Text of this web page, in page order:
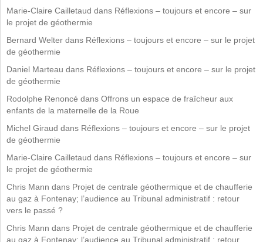
Marie-Claire Cailletaud dans Réflexions – toujours et encore – sur
le projet de géothermie
Bernard Welter dans Réflexions – toujours et encore – sur le projet
de géothermie
Daniel Marteau dans Réflexions – toujours et encore – sur le projet
de géothermie
Rodolphe Renoncé dans Offrons un espace de fraîcheur aux
enfants de la maternelle de la Roue
Michel Giraud dans Réflexions – toujours et encore – sur le projet
de géothermie
Marie-Claire Cailletaud dans Réflexions – toujours et encore – sur
le projet de géothermie
Chris Mann dans Projet de centrale géothermique et de chaufferie
au gaz à Fontenay; l’audience au Tribunal administratif : retour
vers le passé ?
Chris Mann dans Projet de centrale géothermique et de chaufferie
au gaz à Fontenay; l’audience au Tribunal administratif : retour